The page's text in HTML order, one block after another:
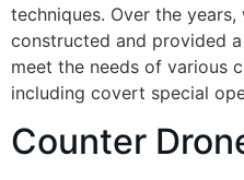
techniques. Over the
constructed and provided
meet the needs of various
including covert special
Counter